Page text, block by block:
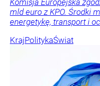
mld euro z KPO. Środki
energetykę, transport i
KrajPolitykaŚwiat